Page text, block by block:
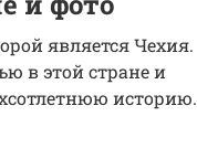
является Чехия.
в этой стране и
историю.